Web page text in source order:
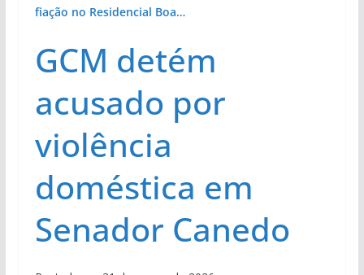
fiação no Residencial Boa…
GCM detém
acusado por
violência
doméstica em
Senador Canedo